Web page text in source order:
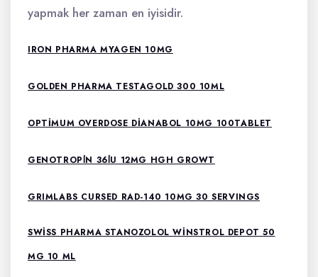
yapmak her zaman en iyisidir.
IRON PHARMA MYAGEN 10MG
GOLDEN PHARMA TESTAGOLD 300 10ML
OPTIMUM OVERDOSE DIANABOL 10MG 100TABLET
GENOTROPİN 36İU 12MG HGH GROWT
GRIMLABS CURSED RAD-140 10MG 30 SERVINGS
SWISS PHARMA STANOZOLOL WINSTROL DEPOT 50
MG 10 ML